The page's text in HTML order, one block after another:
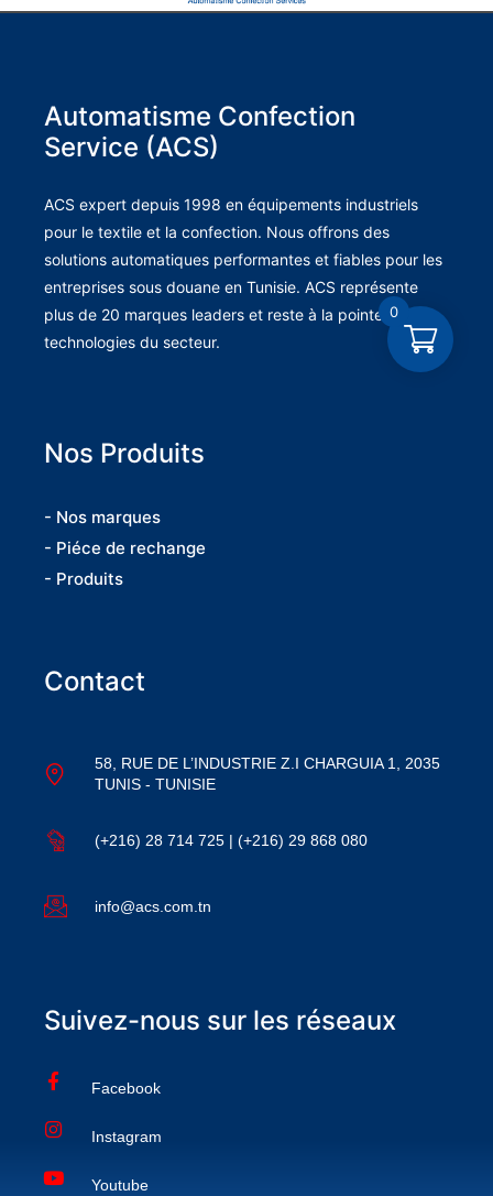
Automatisme Confection
Service (ACS)
ACS expert depuis 1998 en équipements industriels
pour le textile et la confection. Nous offrons des
solutions automatiques performantes et fiables pour les
entreprises sous douane en Tunisie. ACS représente
plus de 20 marques leaders et reste à la pointe des
technologies du secteur.
Nos Produits
- Nos marques
- Piéce de rechange
- Produits
Contact
58, RUE DE L’INDUSTRIE Z.I CHARGUIA 1, 2035
TUNIS - TUNISIE
(+216) 28 714 725 | (+216) 29 868 080
info@acs.com.tn
Suivez-nous sur les réseaux
Facebook
Instagram
Youtube
0